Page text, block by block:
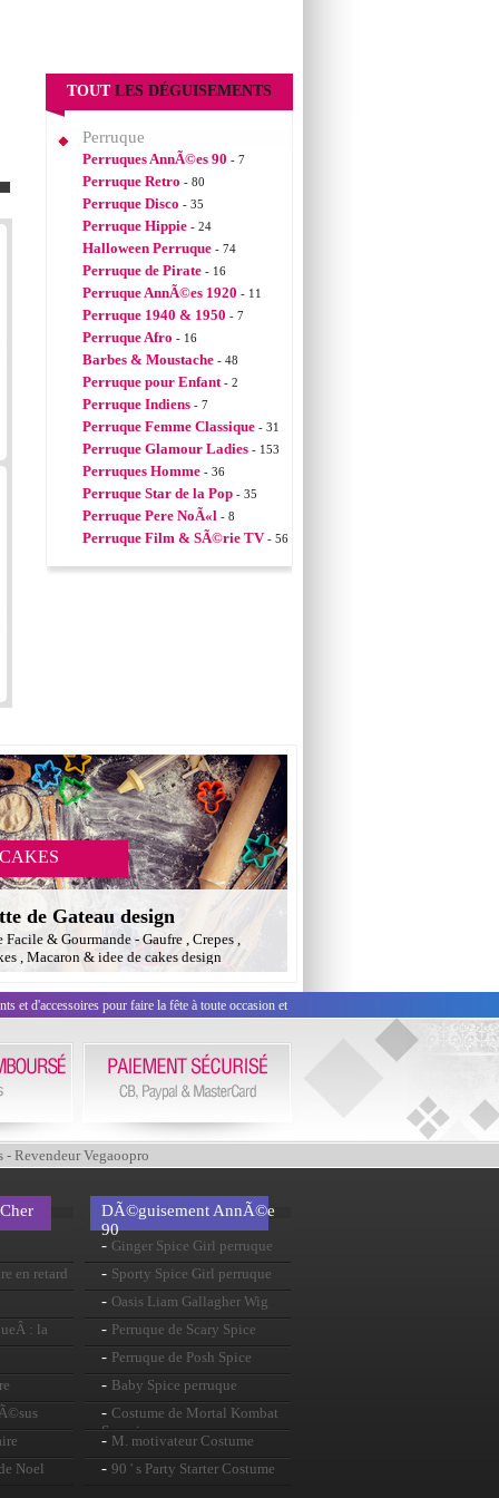
TOUT LES DÉGUISEMENTS
Perruque
Perruques AnnÃ©es 90 - 7
Perruque Retro - 80
Perruque Disco - 35
Perruque Hippie - 24
Halloween Perruque - 74
Perruque de Pirate - 16
Perruque AnnÃ©es 1920 - 11
Perruque 1940 & 1950 - 7
Perruque Afro - 16
Barbes & Moustache - 48
Perruque pour Enfant - 2
Perruque Indiens - 7
Perruque Femme Classique - 31
Perruque Glamour Ladies - 153
Perruques Homme - 36
Perruque Star de la Pop - 35
Perruque Pere NoÃ«l - 8
Perruque Film & SÃ©rie TV- 56
de Gateau design
Facile & Gourmande - Gaufre , Crepes ,
, Macaron & idee de cakes design
et d'accessoires pour faire la fête à toute occasion et
Revendeur Vegaoopro
en retard
: la
Noel
DÃ©guisement AnnÃ©e
90
- Ginger Spice Girl perruque
- Sporty Spice Girl perruque
- Oasis Liam Gallagher Wig
- Perruque de Scary Spice
- Perruque de Posh Spice
- Baby Spice perruque
- Costume de Mortal Kombat
Scorpion
- M. motivateur Costume
- 90 ' s Party Starter Costume